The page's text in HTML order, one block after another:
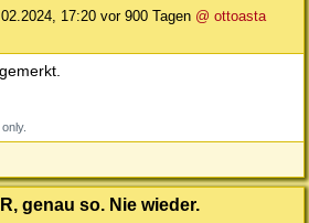
17:20 vor 900 Tagen @ ottoasta
genau so. Nie wieder.